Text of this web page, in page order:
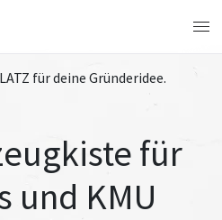
für deine Gründeridee.
für
und KMU